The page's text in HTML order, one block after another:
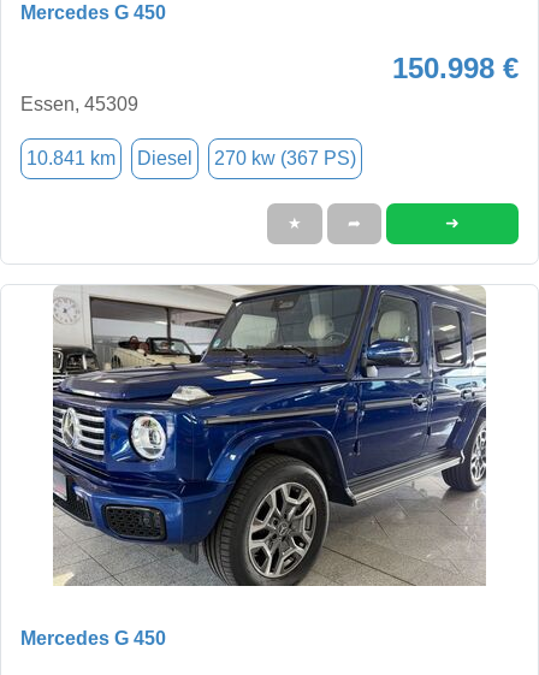
Mercedes G 450
150.998 €
Essen, 45309
10.841 km Diesel 270 kw (367 PS)
★ ➦ ➜
Mercedes G 450